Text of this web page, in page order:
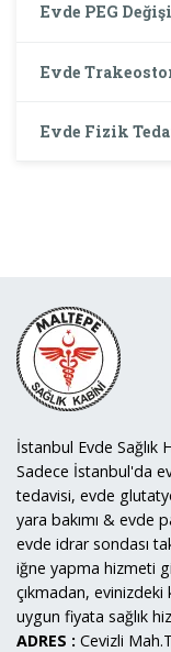
Evde PEG
Evde
Evde Fizik
İstanbul Evde Sağlık
Sadece İstanbul'da
tedavisi, evde
yara bakımı & evde
evde idrar sondası
iğne yapma hizmeti
çıkmadan,
uygun fiyata sağlık
ADRES : Cevizli